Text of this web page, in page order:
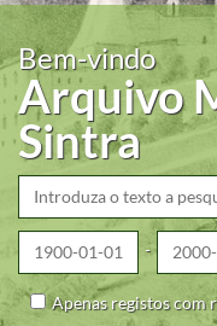
Bem-vindo
Arquivo
Sintra
-
Apenas registos com